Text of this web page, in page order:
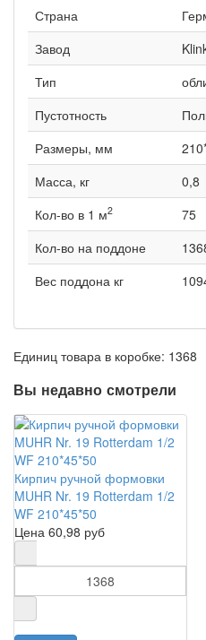
Страна
Завод
Тип
Пустотность
Размеры, мм
Масса, кг
0,8
Кол-во в 1 м2
75
Кол-во на поддоне
Вес поддона кг
Единиц товара в коробке: 1368
Вы недавно смотрели
Кирпич ручной формовки
MUHR Nr. 19 Rotterdam 1/2
WF 210*45*50
Цена 60,98 руб